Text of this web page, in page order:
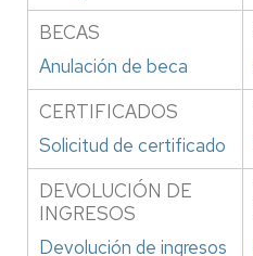
BECAS
Anulación de beca
CERTIFICADOS
Solicitud de certificado
DEVOLUCIÓN DE
INGRESOS
Devolución de ingresos